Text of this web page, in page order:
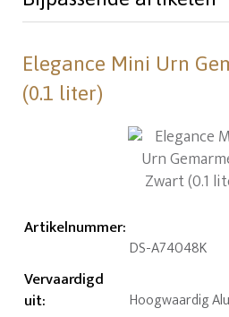
Elegance Mini Urn
(0.1 liter)
Artikelnummer:
DS-A74048K
Vervaardigd
uit: Hoogwaardig